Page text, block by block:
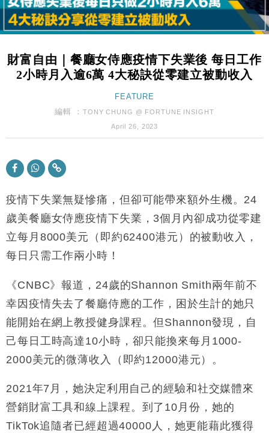
12:30
財經｜香港7月PMI回落至51 企業擴張放慢兼縮減人
手
11:40
財經｜黑石傳再籌逾360億美元 支援Anthropic租用
10:57
財經｜美商務部擬擴大金屬關稅範圍 14類產品或加徵
25%
本地｜新世界K11 9月升級會員制度 增鉑金卡級別鎖
定高消費客群
財經｜日本春季三度入市撐日圓 4月單日斥6.28萬億
日圓干預創新高
11:12
張
司
11:30
財經｜精星香港夥菜鳥拓全球智慧倉儲市場 加快海外
東京半島
13:12
12:30
財經｜香港7月PMI回落至51 企業擴張放慢兼縮減人
手
11:40
財經｜黑石傳再籌逾360億美元 支援Anthropic租用
Google晶片
財經｜美商務部擬擴大金屬關稅範圍 14類產品或加徵
本地｜新世界K11 9月升級會員制度 增鉑金卡級別鎖
定高消費客群
財富自由｜餐廳女侍應疫情下失業後 每日工作
2小時月入逾6萬 4大秘訣從零建立被動收入
FEATURE
編輯 ： TONY CHUNG @ FORTUNE INSIGHT
April 26, 2023
疫情下失業無疑慘痛，但卻可能帶來額外生機。24
歲美餐廳女侍應疫情下失業，3個月內卻成功從零建
立每月8000美元（即約62400港元）的被動收入，
每日只需工作兩小時！
《CNBC》報道，24歲的Shannon Smith兩年前不
幸因疫情失去了餐廳侍應的工作，困於生計的她只
能開始在網上教授健身課程。但Shannon發現，自
己每日工時高達10小時，卻只能換來每月1000-
2000美元的微薄收入（即約12000港元）。
2021年7月，她決定利用自己的經驗和社交媒體來
營銷財富工具和線上課程。到了10月份，她的
TikTok追隨者已經超過40000人，她更能藉此獲得